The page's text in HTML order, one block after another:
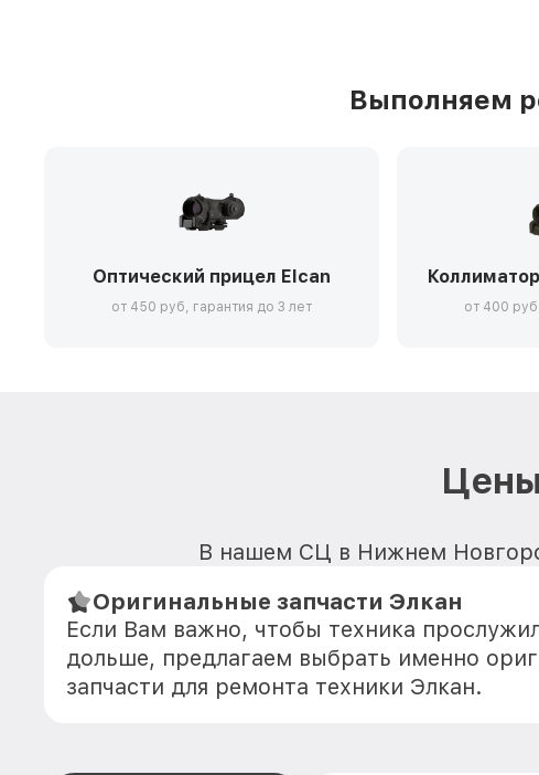
Выполняем
Оптический прицел Elcan
от 450 руб, гарантия до 3 лет от 400
В нашем СЦ в Нижнем
Оригинальные запчасти Элкан
Если Вам важно, чтобы техника
дольше, предлагаем выбрать именно
запчасти для ремонта техники Элкан.